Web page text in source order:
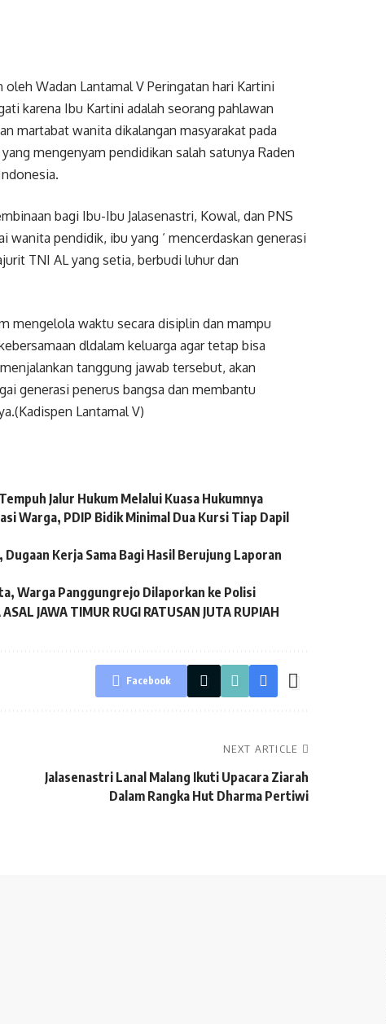
Wadan Lantamal V Peringatan hari Kartini
karena Ibu Kartini adalah seorang pahlawan
martabat wanita dikalangan masyarakat pada
mengenyam pendidikan salah satunya Raden
bagi Ibu-Ibu Jalasenastri, Kowal, dan PNS
pendidik, ibu yang ‘ mencerdaskan generasi
TNI AL yang setia, berbudi luhur dan
mengelola waktu secara disiplin dan mampu
dldalam keluarga agar tetap bisa
tanggung jawab tersebut, akan
generasi penerus bangsa dan membantu
Lantamal V)
Jalur Hukum Melalui Kuasa Hukumnya
Warga, PDIP Bidik Minimal Dua Kursi Tiap Dapil
Kerja Sama Bagi Hasil Berujung Laporan
Warga Panggungrejo Dilaporkan ke Polisi
JAWA TIMUR RUGI RATUSAN JUTA RUPIAH
Facebook
NEXT ARTICLE
Jalasenastri Lanal Malang Ikuti Upacara Ziarah
Dalam Rangka Hut Dharma Pertiwi